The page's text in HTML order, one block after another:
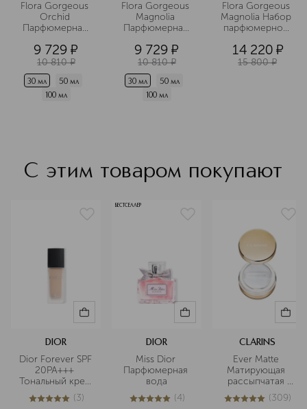
Flora Gorgeous
Orchid
Парфюмерная
9 729 ¤
10 810 ¤
30 мл
50 мл
100 мл
Flora Gorgeous
Magnolia
Парфюмерная
9 729 ¤
10 810 ¤
30 мл
50 мл
100 мл
Flora Gorgeous
Magnolia Набор
парфюмерной
14 220 ¤
15 800 ¤
С этим товаром покупают
DIOR
Dior Forever SPF
20PA+++
Тональный крем
для лица
5из 53 (3)
БЕСТСЕЛЛЕР
DIOR
Miss Dior
Парфюмерная
вода
5из 54 (4)
CLARINS
Ever Matte
Матирующая
рассыпчатая
пудра
5из 5309 (309)